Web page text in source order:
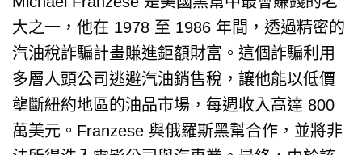
大之一，他在 1978 至 1986 年間，透過精密的
汽油稅詐騙計畫賺進鉅額財富。這個詐騙利用
多層人頭公司逃避汽油銷售稅，讓他能以低價
壟斷紐約地區的油品市場，每週收入高達 800
萬美元。Franzese 與俄羅斯黑幫合作，並將非